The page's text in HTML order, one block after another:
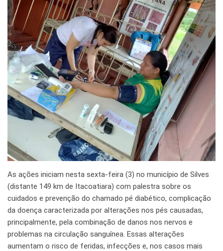
As ações iniciam nesta sexta-feira (3) no município de Silves
(distante 149 km de Itacoatiara) com palestra sobre os
cuidados e prevenção do chamado pé diabético, complicação
da doença caracterizada por alterações nos pés causadas,
principalmente, pela combinação de danos nos nervos e
problemas na circulação sanguínea. Essas alterações
aumentam o risco de feridas, infecções e, nos casos mais